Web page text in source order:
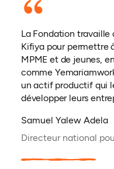
La Fondation travaille
Kifiya pour permettre
MPME et de jeunes,
comme
un actif productif qui
développer leurs
Samuel Yalew Adela
Directeur national